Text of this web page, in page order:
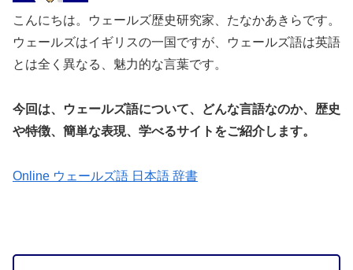
こんにちは。ウェールズ歴史研究家、たなかあきらです。
ウェールズはイギリスの一国ですが、ウェールズ語は英語
とは全く異なる、魅力的な言葉です。
今回は、ウェールズ語について、どんな言語なのか、歴史
や特徴、簡単な表現、学べるサイトをご紹介します。
Online ウェールズ語 日本語 辞書